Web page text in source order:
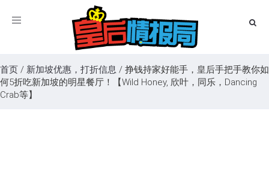
Toggle
首页 / 新加坡优惠，打折信息 / 挣钱持家好能手，皇后手把手教你如
何5折吃新加坡的明星餐厅！【Wild Honey, 欣叶，同乐，Dancing
Crab等】